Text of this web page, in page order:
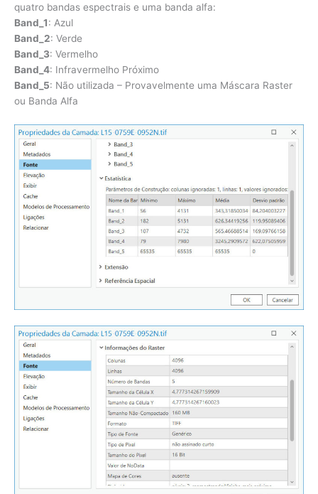
quatro bandas espectrais e uma banda alfa:
Band_1: Azul
Band_2: Verde
Band_3: Vermelho
Band_4: Infravermelho Próximo
Band_5: Não utilizada – Provavelmente uma Máscara Raster
ou Banda Alfa